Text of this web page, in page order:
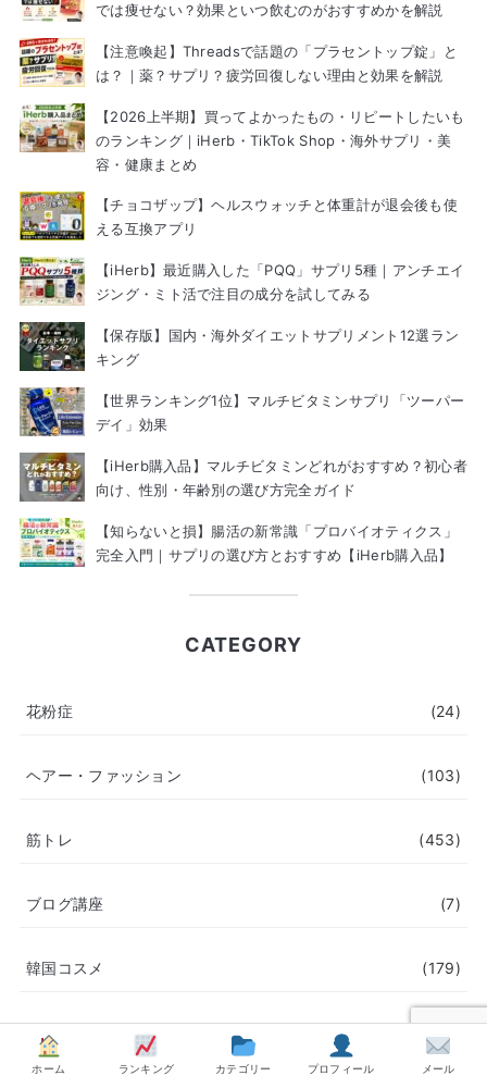
では痩せない？効果といつ飲むのがおすすめかを解説
【注意喚起】Threadsで話題の「プラセントップ錠」と
は？｜薬？サプリ？疲労回復しない理由と効果を解説
【2026上半期】買ってよかったもの・リピートしたいも
のランキング｜iHerb・TikTok Shop・海外サプリ・美
容・健康まとめ
【チョコザップ】ヘルスウォッチと体重計が退会後も使
える互換アプリ
【iHerb】最近購入した「PQQ」サプリ5種｜アンチエイ
ジング・ミト活で注目の成分を試してみる
【保存版】国内・海外ダイエットサプリメント12選ラン
キング
【世界ランキング1位】マルチビタミンサプリ「ツーパー
デイ」効果
【iHerb購入品】マルチビタミンどれがおすすめ？初心者
向け、性別・年齢別の選び方完全ガイド
【知らないと損】腸活の新常識「プロバイオティクス」
完全入門｜サプリの選び方とおすすめ【iHerb購入品】
CATEGORY
花粉症 (24)
ヘアー・ファッション (103)
筋トレ (453)
ブログ講座 (7)
韓国コスメ (179)
日焼け止め
ホーム ランキング カテゴリー プロフィール メール